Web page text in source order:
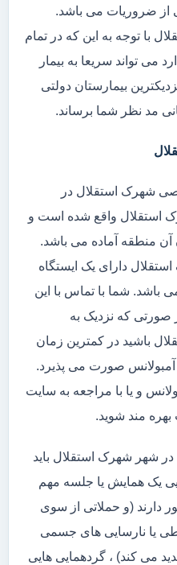
از ضروریات می باشد.
با توجه به این که در تمام
می تواند سریعا به بیمار
بیمارستان دولتی
مد نظر شما برساند.
شهرک استقلال در
استقلال واقع شده است و
آن منطقه آماده می باشد.
دارای یک ایستگاه
باشد. شما با تماس با این
صورتی که نزدیک به
باشید در کمترین زمان
صورت می پذیرد.
و یا با مراجعه به سایت
بهره مند شوید.
شهر شهرک استقلال باید
یک همایش یا جلسه مهم
دارند (و حملاتی از سوی
یا نارسایی های جسمی
می کند) ، گردهمایی هایی